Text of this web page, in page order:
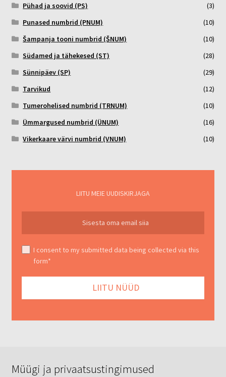
Pühad ja soovid (PS)
(3)
Punased numbrid (PNUM)
(10)
Šampanja tooni numbrid (ŠNUM)
(10)
Südamed ja tähekesed (ST)
(28)
Sünnipäev (SP)
(29)
Tarvikud
(12)
Tumerohelised numbrid (TRNUM)
(10)
Ümmargused numbrid (ÜNUM)
(16)
Vikerkaare värvi numbrid (VNUM)
(10)
LIITU MEIE UUDISKIRJAGA
I consent to my submitted data being collected via this
form*
Müügi ja privaatsustingimused